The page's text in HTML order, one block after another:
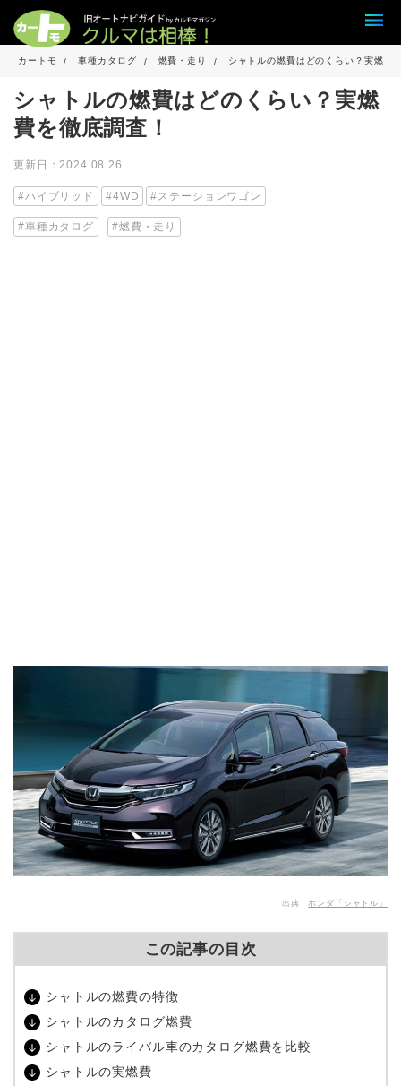
カートモ 車種カタログ 燃費・走り シャトルの燃費はどのくらい？実燃費
シャトルの燃費はどのくらい？実燃
費を徹底調査！
更新日：2024.08.26
ハイブリッド 4WD ステーションワゴン
車種カタログ 燃費・走り
出典：ホンダ「シャトル」
この記事の目次
シャトルの燃費の特徴
シャトルのカタログ燃費
シャトルのライバル車のカタログ燃費を比較
シャトルの実燃費